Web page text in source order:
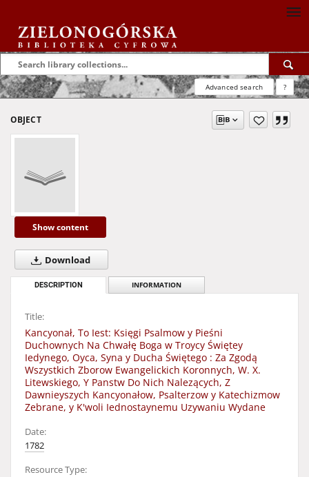
Advanced search ?
OBJECT
Show content
Download
DESCRIPTION INFORMATION
Title:
Kancyonał, To Iest: Księgi Psalmow y Pieśni
Duchownych Na Chwałę Boga w Troycy Świętey
Iedynego, Oyca, Syna y Ducha Świętego : Za Zgodą
Wszystkich Zborow Ewangelickich Koronnych, W. X.
Litewskiego, Y Panstw Do Nich Nalezących, Z
Dawnieyszych Kancyonałow, Psalterzow y Katechizmow
Zebrane, y K'woli Iednostaynemu Uzywaniu Wydane
Date:
1782
Resource Type: